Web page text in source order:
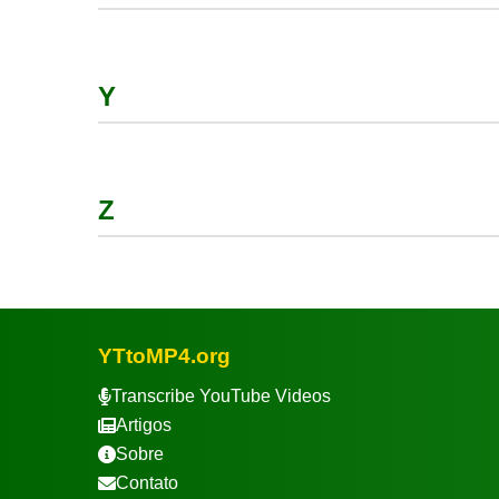
Y
Z
YTtoMP4.org
Transcribe YouTube Videos
Artigos
Sobre
Contato